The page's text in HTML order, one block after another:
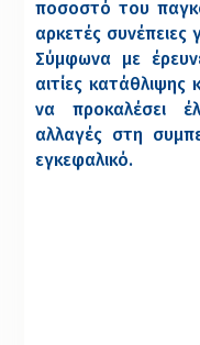
ποσοστό του
αρκετές συνέπειες
Σύμφωνα με
αιτίες κατάθλιψης
να προκαλέσει
αλλαγές στη
εγκεφαλικό.